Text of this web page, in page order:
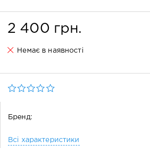
2 400 грн.
Немає в наявності
Бренд:
Всі характеристики